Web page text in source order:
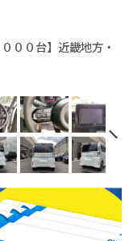
００台】近畿地方・